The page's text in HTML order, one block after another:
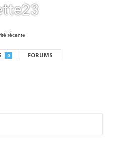
récente
0 FORUMS